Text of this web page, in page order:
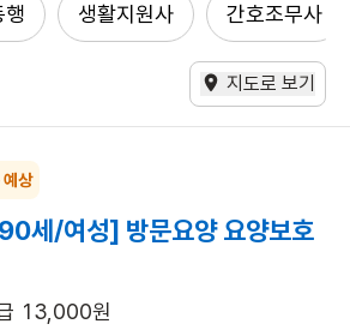
행 생활지원사 간호조무사
지도로 보기
상
세/여성] 방문요양 요양보호
13,000원